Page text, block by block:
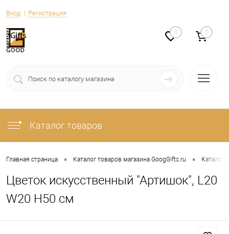
Вход Регистрация
0 0
Каталог товаров
Главная страница • Каталог товаров магазина GoogGifts.ru • Каталог
Цветок искусственный "Артишок", L20
W20 H50 см